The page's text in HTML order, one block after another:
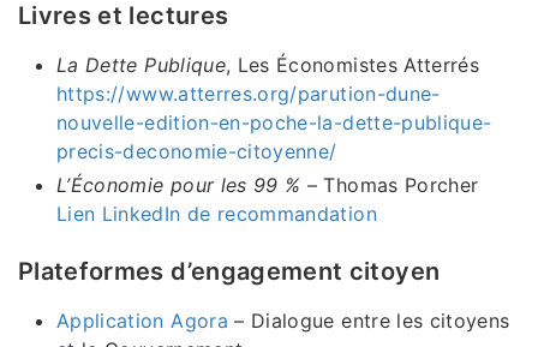
Livres et lectures
La Dette Publique, Les Économistes Atterrés
https://www.atterres.org/parution-dune-
nouvelle-edition-en-poche-la-dette-publique-
precis-deconomie-citoyenne/
L’Économie pour les 99 % – Thomas Porcher
Lien LinkedIn de recommandation
Plateformes d’engagement citoyen
Application Agora – Dialogue entre les citoyens